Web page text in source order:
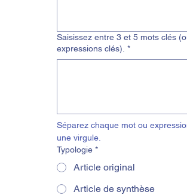
Saisissez entre 3 et 5 mots clés
expressions clés). *
Séparez chaque mot ou
une virgule.
Typologie *
Article original
Article de synthèse